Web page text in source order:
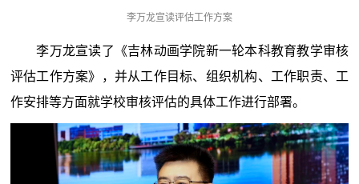
李万龙宣读评估工作方案
李万龙宣读了《吉林动画学院新一轮本科教育教学审核
评估工作方案》，并从工作目标、组织机构、工作职责、工
作安排等方面就学校审核评估的具体工作进行部署。